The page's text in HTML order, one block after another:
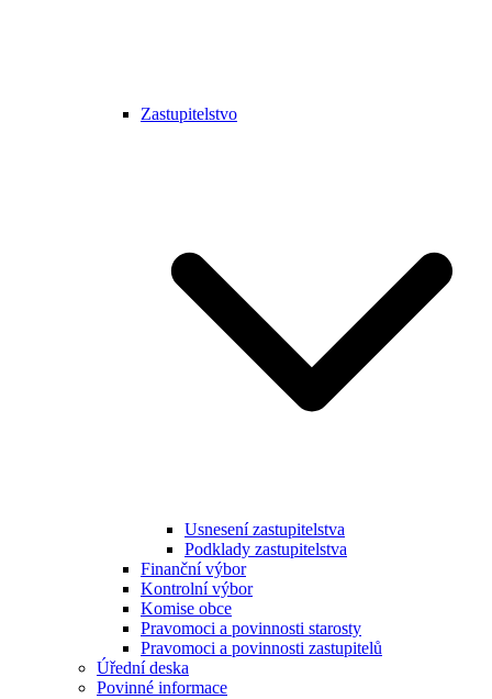
Zastupitelstvo
Usnesení zastupitelstva
Podklady zastupitelstva
Finanční výbor
Kontrolní výbor
Komise obce
Pravomoci a povinnosti starosty
Pravomoci a povinnosti zastupitelů
Úřední deska
Povinné informace